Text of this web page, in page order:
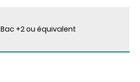
Bac +2 ou équivalent